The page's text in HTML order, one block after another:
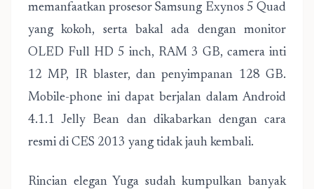
memanfaatkan prosesor Samsung Exynos 5 Quad
yang kokoh, serta bakal ada dengan monitor
OLED Full HD 5 inch, RAM 3 GB, camera inti
12 MP, IR blaster, dan penyimpanan 128 GB.
Mobile-phone ini dapat berjalan dalam Android
4.1.1 Jelly Bean dan dikabarkan dengan cara
resmi di CES 2013 yang tidak jauh kembali.
Rincian elegan Yuga sudah kumpulkan banyak